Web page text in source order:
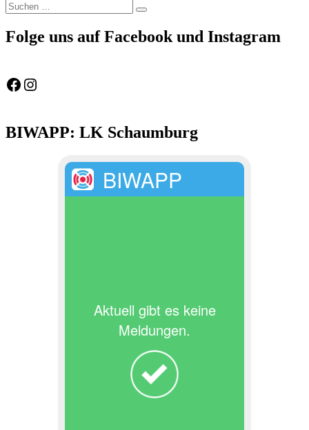
Suchen
nach:
Suchen
Folge uns auf Facebook und Instagram
Feuerwehr Gemeinde Wölpinghausen
fw_gemeinde_woelpinghausen
BIWAPP: LK Schaumburg
BIWAPP
Aktuell gibt es keine
Meldungen.